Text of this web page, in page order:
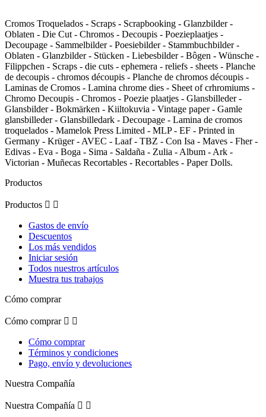
Cromos Troquelados - Scraps - Scrapbooking - Glanzbilder -
Oblaten - Die Cut - Chromos - Decoupis - Poezieplaatjes -
Decoupage - Sammelbilder - Poesiebilder - Stammbuchbilder -
Oblaten - Glanzbilder - Stücken - Liebesbilder - Bôgen - Wünsche -
Filippchen - Scraps - die cuts - ephemera - reliefs - sheets - Planche
de decoupis - chromos découpis - Planche de chromos découpis -
Laminas de Cromos - Lamina chrome dies - Sheet of crhromiums -
Chromo Decoupis - Chromos - Poezie plaatjes - Glansbilleder -
Glansbilder - Bokmärken - Kiiltokuvia - Vintage paper - Gamle
glansbilleder - Glansbilledark - Decoupage - Lamina de cromos
troquelados - Mamelok Press Limited - MLP - EF - Printed in
Germany - Krüger - AVEC - Laaf - TBZ - Con Isa - Maves - Fher -
Edivas - Eva - Boga - Sima - Saldaña - Zulia - Album - Ark -
Victorian - Muñecas Recortables - Recortables - Paper Dolls.
Productos
Productos  
Gastos de envío
Descuentos
Los más vendidos
Iniciar sesión
Todos nuestros artículos
Muestra tus trabajos
Cómo comprar
Cómo comprar  
Cómo comprar
Términos y condiciones
Pago, envío y devoluciones
Nuestra Compañía
Nuestra Compañía  